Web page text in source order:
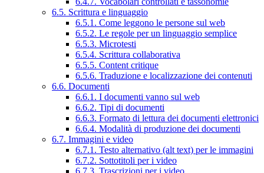
6.5. Scrittura e linguaggio
6.5.1. Come leggono le persone sul web
6.5.2. Le regole per un linguaggio semplice
6.5.3. Microtesti
6.5.4. Scrittura collaborativa
6.5.5. Content critique
6.5.6. Traduzione e localizzazione dei contenuti
6.6. Documenti
6.6.1. I documenti vanno sul web
6.6.2. Tipi di documenti
6.6.3. Formato di lettura dei documenti elettronici
6.6.4. Modalità di produzione dei documenti
6.7. Immagini e video
6.7.1. Testo alternativo (alt text) per le immagini
6.7.2. Sottotitoli per i video
6.7.3. Trascrizioni per i video